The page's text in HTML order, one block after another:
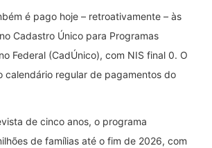
é pago hoje – retroativamente – às
Cadastro Único para Programas
Federal (CadÚnico), com NIS final 0. O
calendário regular de pagamentos do
de cinco anos, o programa
de famílias até o fim de 2026, com